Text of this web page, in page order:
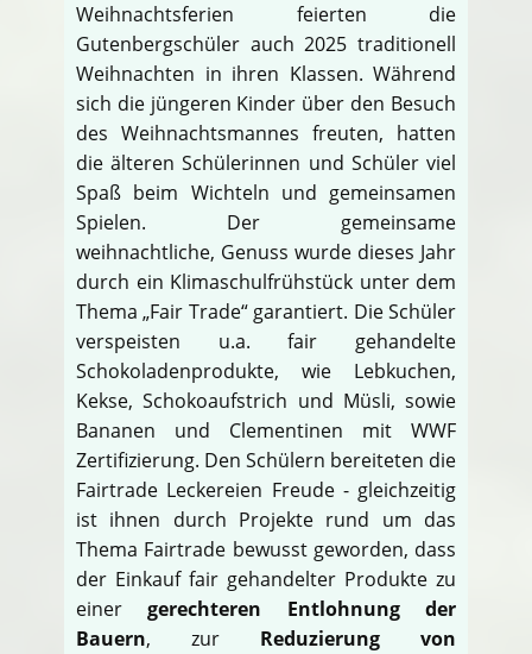
Weihnachtsferien feierten die
Gutenbergschüler auch 2025 traditionell
Weihnachten in ihren Klassen. Während
sich die jüngeren Kinder über den Besuch
des Weihnachtsmannes freuten, hatten
die älteren Schülerinnen und Schüler viel
Spaß beim Wichteln und gemeinsamen
Spielen. Der gemeinsame
weihnachtliche, Genuss wurde dieses Jahr
durch ein Klimaschulfrühstück unter dem
Thema „Fair Trade“ garantiert. Die Schüler
verspeisten u.a. fair gehandelte
Schokoladenprodukte, wie Lebkuchen,
Kekse, Schokoaufstrich und Müsli, sowie
Bananen und Clementinen mit WWF
Zertifizierung. Den Schülern bereiteten die
Fairtrade Leckereien Freude - gleichzeitig
ist ihnen durch Projekte rund um das
Thema Fairtrade bewusst geworden, dass
der Einkauf fair gehandelter Produkte zu
einergerechteren Entlohnung der
Bauern, zur Reduzierung von